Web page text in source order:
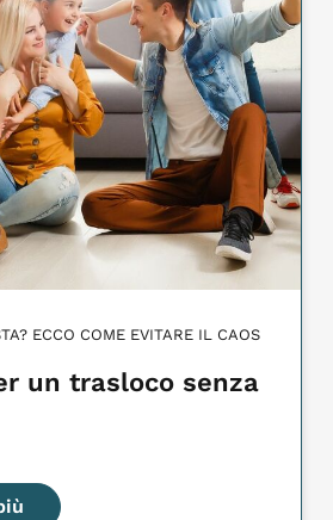
ECCO COME EVITARE IL CAOS
un trasloco senza